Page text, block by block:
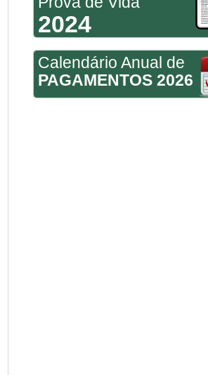
2024
Calendário Anual de
PAGAMENTOS 2026